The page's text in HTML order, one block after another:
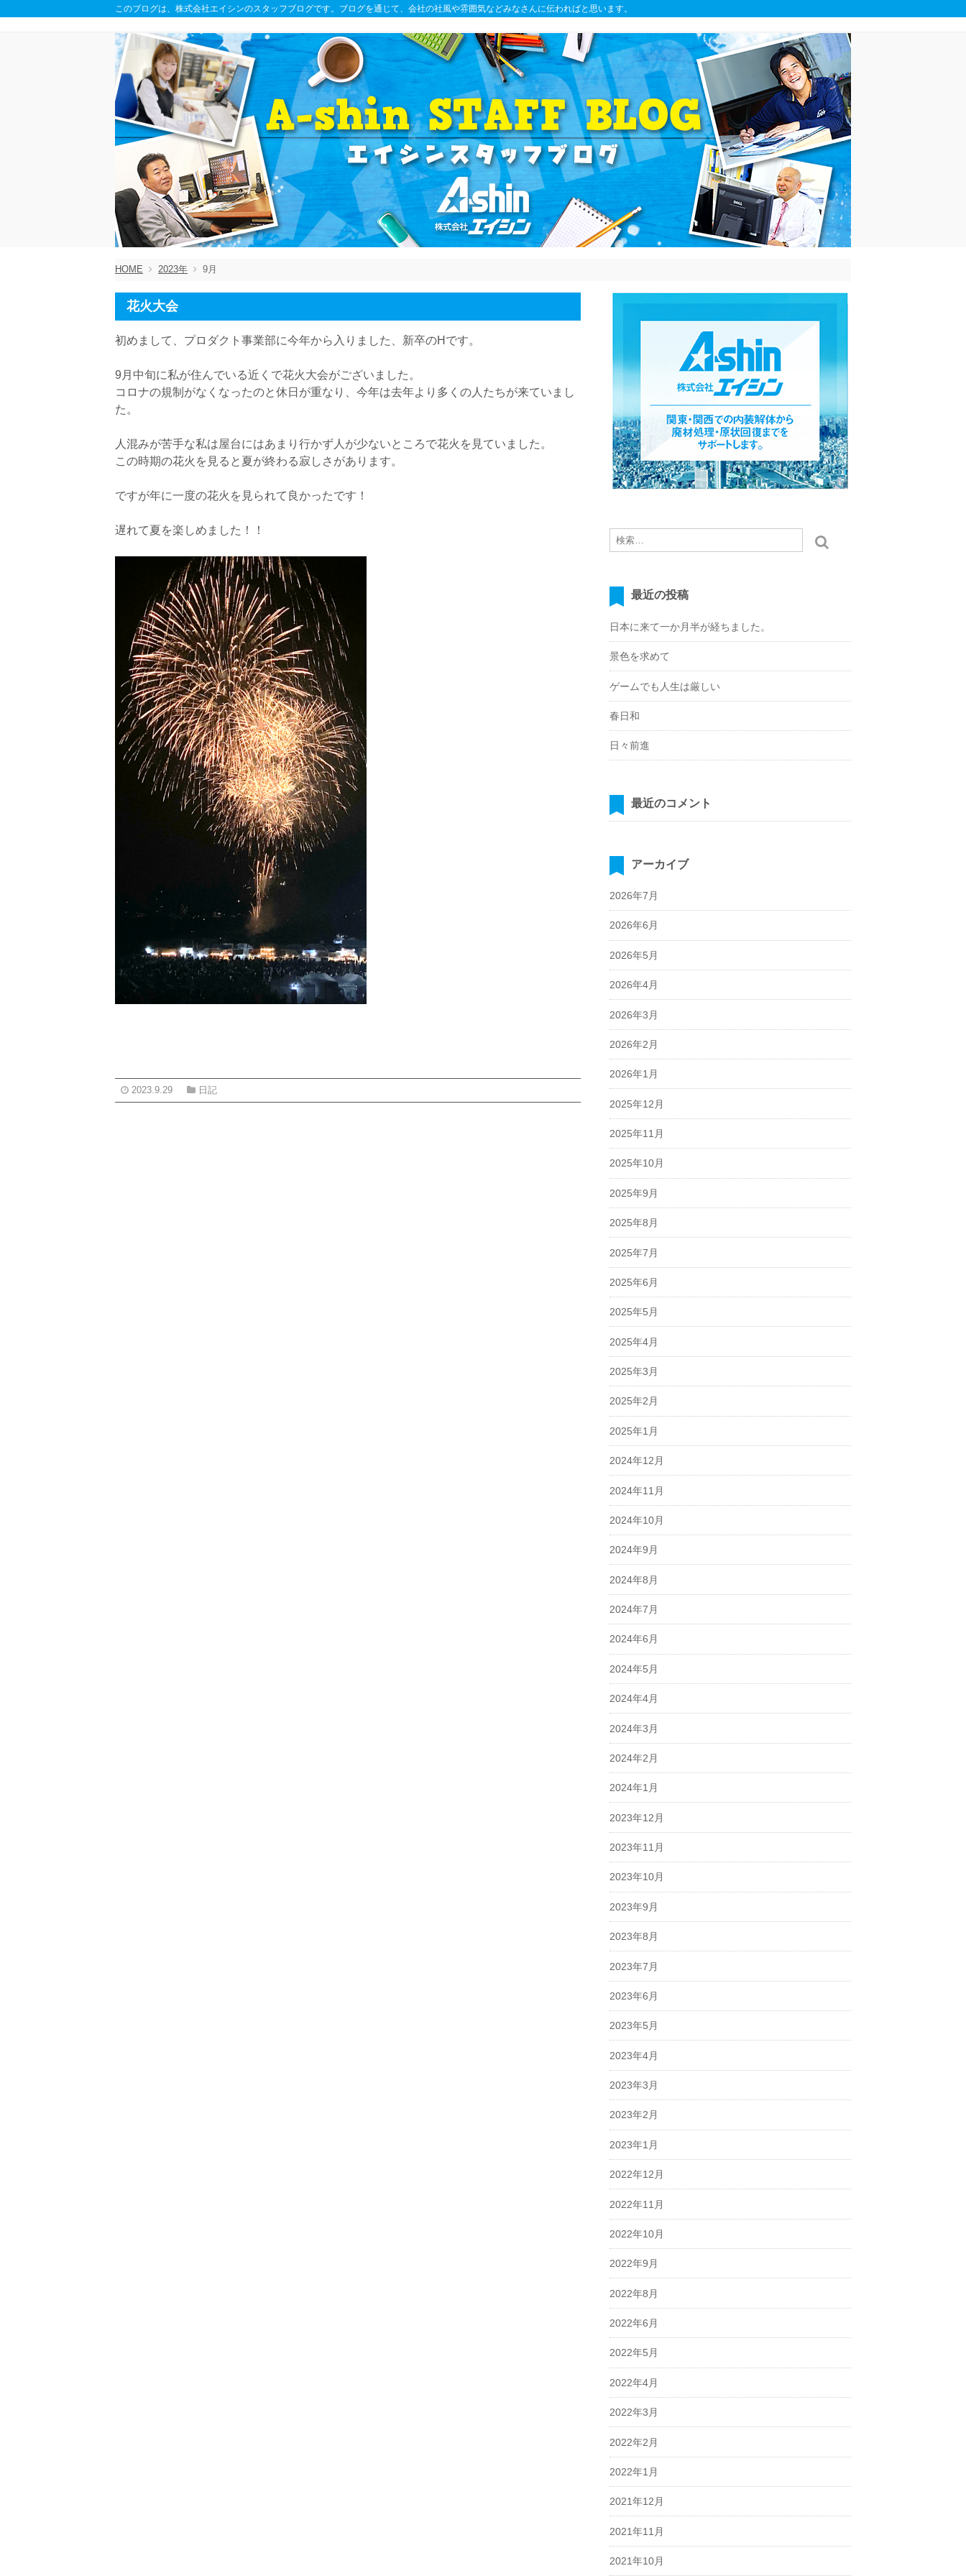
このブログは、株式会社エイシンのスタッフブログです。ブログを通じて、会社の社風や雰囲気などみなさんに伝わればと思います。
HOME 2023年 9月
花火大会
初めまして、プロダクト事業部に今年から入りました、新卒のHです。
9月中旬に私が住んでいる近くで花火大会がございました。
コロナの規制がなくなったのと休日が重なり、今年は去年より多くの人たちが来ていまし
た。
人混みが苦手な私は屋台にはあまり行かず人が少ないところで花火を見ていました。
この時期の花火を見ると夏が終わる寂しさがあります。
ですが年に一度の花火を見られて良かったです！
遅れて夏を楽しめました！！
2023.9.29 日記
最近の投稿
日本に来て一か月半が経ちました。
景色を求めて
ゲームでも人生は厳しい
春日和
日々前進
最近のコメント
アーカイブ
2026年7月
2026年6月
2026年5月
2026年4月
2026年3月
2026年2月
2026年1月
2025年12月
2025年11月
2025年10月
2025年9月
2025年8月
2025年7月
2025年6月
2025年5月
2025年4月
2025年3月
2025年2月
2025年1月
2024年12月
2024年11月
2024年10月
2024年9月
2024年8月
2024年7月
2024年6月
2024年5月
2024年4月
2024年3月
2024年2月
2024年1月
2023年12月
2023年11月
2023年10月
2023年9月
2023年8月
2023年7月
2023年6月
2023年5月
2023年4月
2023年3月
2023年2月
2023年1月
2022年12月
2022年11月
2022年10月
2022年9月
2022年8月
2022年6月
2022年5月
2022年4月
2022年3月
2022年2月
2022年1月
2021年12月
2021年11月
2021年10月